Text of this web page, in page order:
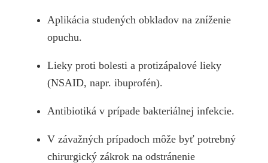
Aplikácia studených obkladov na zníženie
opuchu.
Lieky proti bolesti a protizápalové lieky
(NSAID, napr. ibuprofén).
Antibiotiká v prípade bakteriálnej infekcie.
V závažných prípadoch môže byť potrebný
chirurgický zákrok na odstránenie